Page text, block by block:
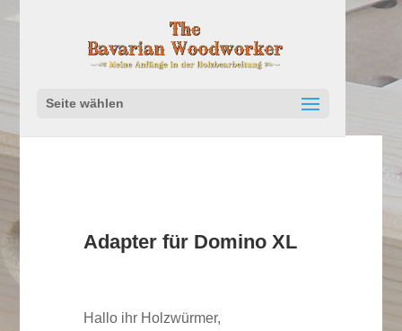
Seite wählen
Adapter für Domino XL
Hallo ihr Holzwürmer,